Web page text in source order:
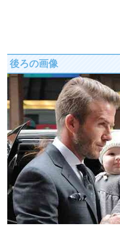
後ろの画像